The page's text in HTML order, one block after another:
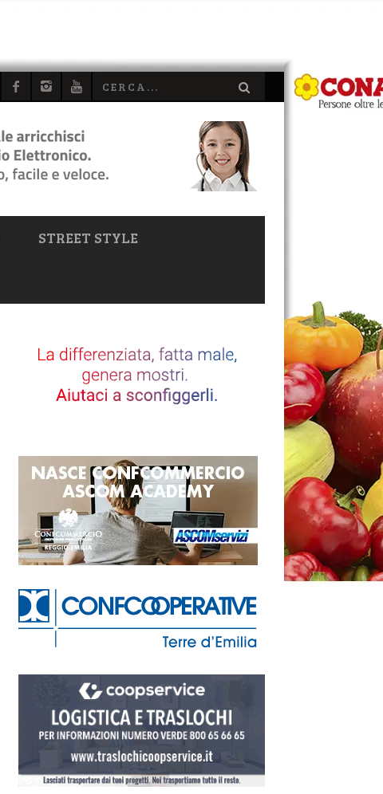
STREET STYLE